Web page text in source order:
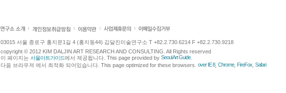
03015 서울 종로구 홍지문1길 4 (홍지동44) 김달진미술연구소 T +82.2.730.6214 F +82.2.730.9218
copyright © 2012 KIM DALJIN ART RESEARCH AND CONSULTING. All Rights reserved
이 페이지는 서울아트가이드에서 제공됩니다. This page provided by Seoul Art Guide.
다음 브라우져 에서 최적화 되어있습니다. This page optimized for these browsers. over IE 8, Chrome, FireFox Safari